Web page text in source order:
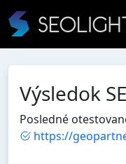
Výsledok
Posledné
https://